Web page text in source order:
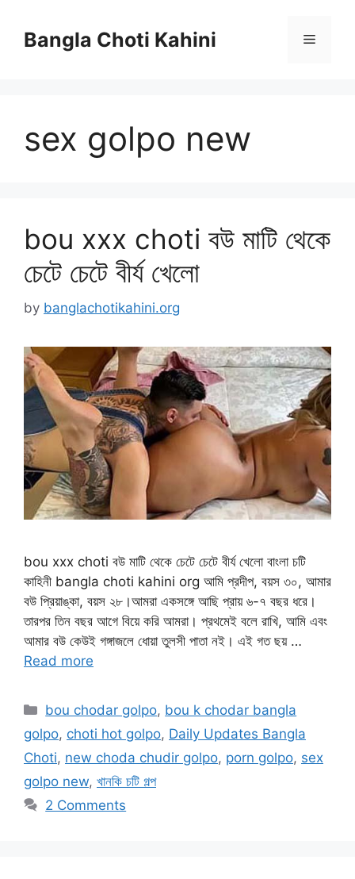
contentBangla Choti Kahini Menu
sex golpo new
bou xxx choti বউ মাটি থেকে
চেটে চেটে বীর্য খেলো
by banglachotikahini.org
bou xxx choti বউ মাটি থেকে চেটে চেটে বীর্য খেলো বাংলা চটি
কাহিনী bangla choti kahini org আমি প্রদীপ, বয়স ৩০, আমার
বউ প্রিয়াঙ্কা, বয়স ২৮।আমরা একসঙ্গে আছি প্রায় ৬-৭ বছর ধরে।
তারপর তিন বছর আগে বিয়ে করি আমরা। প্রথমেই বলে রাখি, আমি এবং
আমার বউ কেউই গঙ্গাজলে ধোয়া তুলসী পাতা নই। এই গত ছয় …
Read more
Categories
bou chodar golpo, bou k chodar bangla
golpo, choti hot golpo, Daily Updates Bangla
Choti, new choda chudir golpo, porn golpo, sex
golpo new, খানকি চটি গল্প
2 Comments